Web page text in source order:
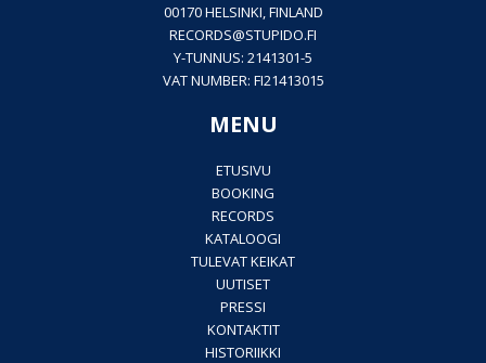
00170 HELSINKI, FINLAND
RECORDS@STUPIDO.FI
Y-TUNNUS: 2141301-5
VAT NUMBER: FI21413015
MENU
ETUSIVU
BOOKING
RECORDS
KATALOOGI
TULEVAT KEIKAT
UUTISET
PRESSI
KONTAKTIT
HISTORIIKKI